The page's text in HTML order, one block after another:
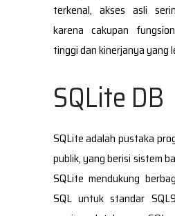
terkenal, akses asli
karena cakupan
tinggi dan kinerjanya yang
SQLite DB
SQLite adalah pustaka
publik, yang berisi sistem
SQLite mendukung
SQL untuk standar